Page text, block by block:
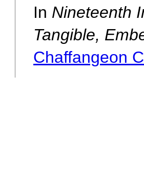
In Nineteenth
Tangible,
Chaffangeon